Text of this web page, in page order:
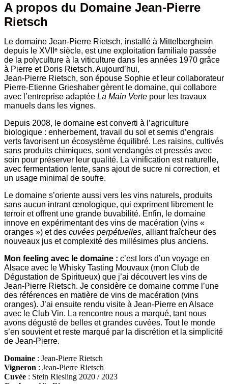
A propos du Domaine Jean-Pierre
Rietsch
Le domaine Jean-Pierre Rietsch, installé à Mittelbergheim
depuis le XVIIᵉ siècle, est une exploitation familiale passée
de la polyculture à la viticulture dans les années 1970 grâce
à Pierre et Doris Rietsch. Aujourd’hui,
Jean-Pierre Rietsch, son épouse Sophie et leur collaborateur
Pierre-Etienne Grieshaber gèrent le domaine, qui collabore
avec l’entreprise adaptée La Main Verte pour les travaux
manuels dans les vignes.
Depuis 2008, le domaine est converti à l’agriculture
biologique : enherbement, travail du sol et semis d’engrais
verts favorisent un écosystème équilibré. Les raisins, cultivés
sans produits chimiques, sont vendangés et pressés avec
soin pour préserver leur qualité. La vinification est naturelle,
avec fermentation lente, sans ajout de sucre ni correction, et
un usage minimal de soufre.
Le domaine s’oriente aussi vers les vins naturels, produits
sans aucun intrant œnologique, qui expriment librement le
terroir et offrent une grande buvabilité. Enfin, le domaine
innove en expérimentant des vins de macération (vins «
oranges ») et des cuvées perpétuelles, alliant fraîcheur des
nouveaux jus et complexité des millésimes plus anciens.
Mon feeling avec le domaine : c’est lors d’un voyage en
Alsace avec le Whisky Tasting Mouvaux (mon Club de
Dégustation de Spiritueux) que j’ai découvert les vins de
Jean-Pierre Rietsch. Je considère ce domaine comme l’une
des références en matière de vins de macération (vins
oranges). J’ai ensuite rendu visite à Jean-Pierre en Alsace
avec le Club Vin. La rencontre nous a marqué, tant nous
avons dégusté de belles et grandes cuvées. Tout le monde
s’en souvient et reste marqué par la discrétion et la simplicité
de Jean-Pierre.
Domaine : Jean-Pierre Rietsch
Vigneron : Jean-Pierre Rietsch
Cuvée : Stein Riesling 2020 / 2023